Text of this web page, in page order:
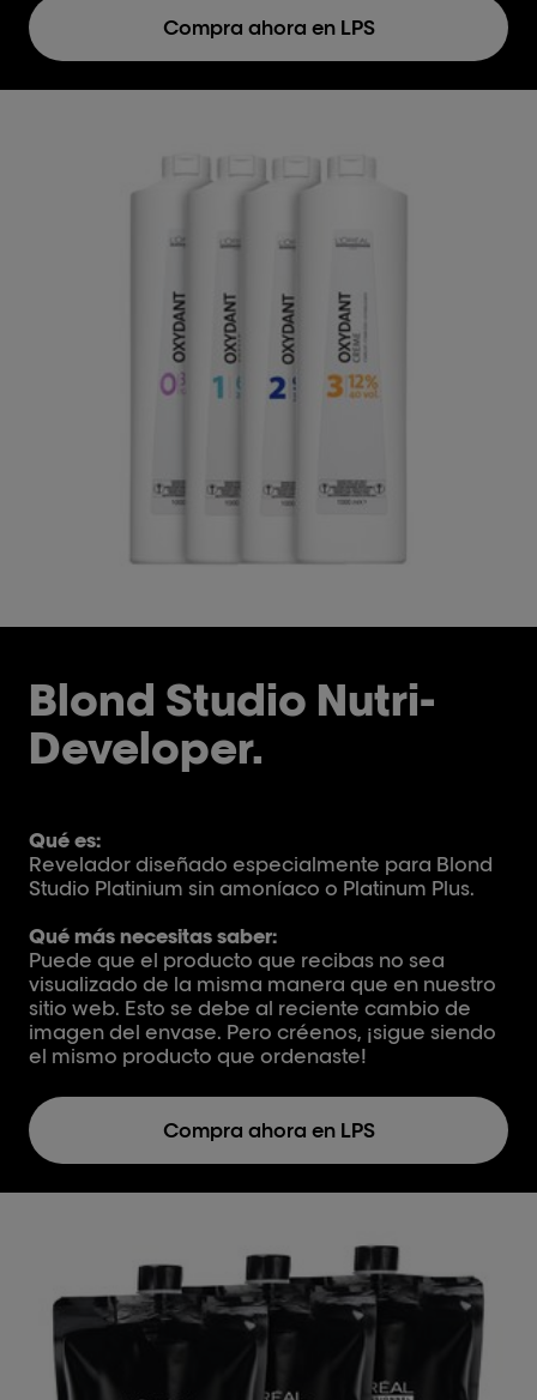
Compra ahora en LPS
Blond Studio Nutri-
Developer.
Qué es:
Revelador diseñado especialmente para Blond
Studio Platinium sin amoníaco o Platinum Plus.
Qué más necesitas saber:
Puede que el producto que recibas no sea
visualizado de la misma manera que en nuestro
sitio web. Esto se debe al reciente cambio de
imagen del envase. Pero créenos, ¡sigue siendo
el mismo producto que ordenaste!
Compra ahora en LPS